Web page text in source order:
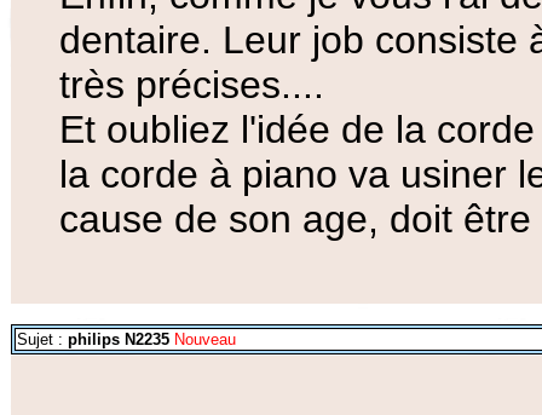
dentaire. Leur job consiste
très précises....
Et oubliez l'idée de la
la corde à piano va usiner
cause de son age, doit
Sujet : philips N2235 Nouveau